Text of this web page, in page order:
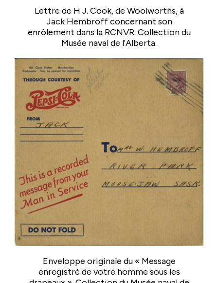
Lettre de H.J. Cook, de Woolworths, à
Jack Hembroff concernant son
enrôlement dans la RCNVR. Collection du
Musée naval de l'Alberta.
Enveloppe originale du « Message
enregistré de votre homme sous les